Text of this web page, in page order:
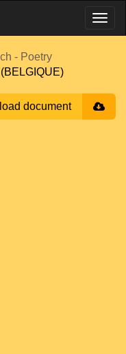
- Poetry
document